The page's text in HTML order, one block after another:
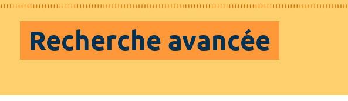
Recherche avancée